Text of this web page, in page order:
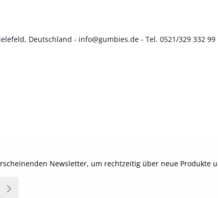
Deutschland - info@gumbies.de - Tel. 0521/329 332 99
Newsletter, um rechtzeitig über neue Produkte